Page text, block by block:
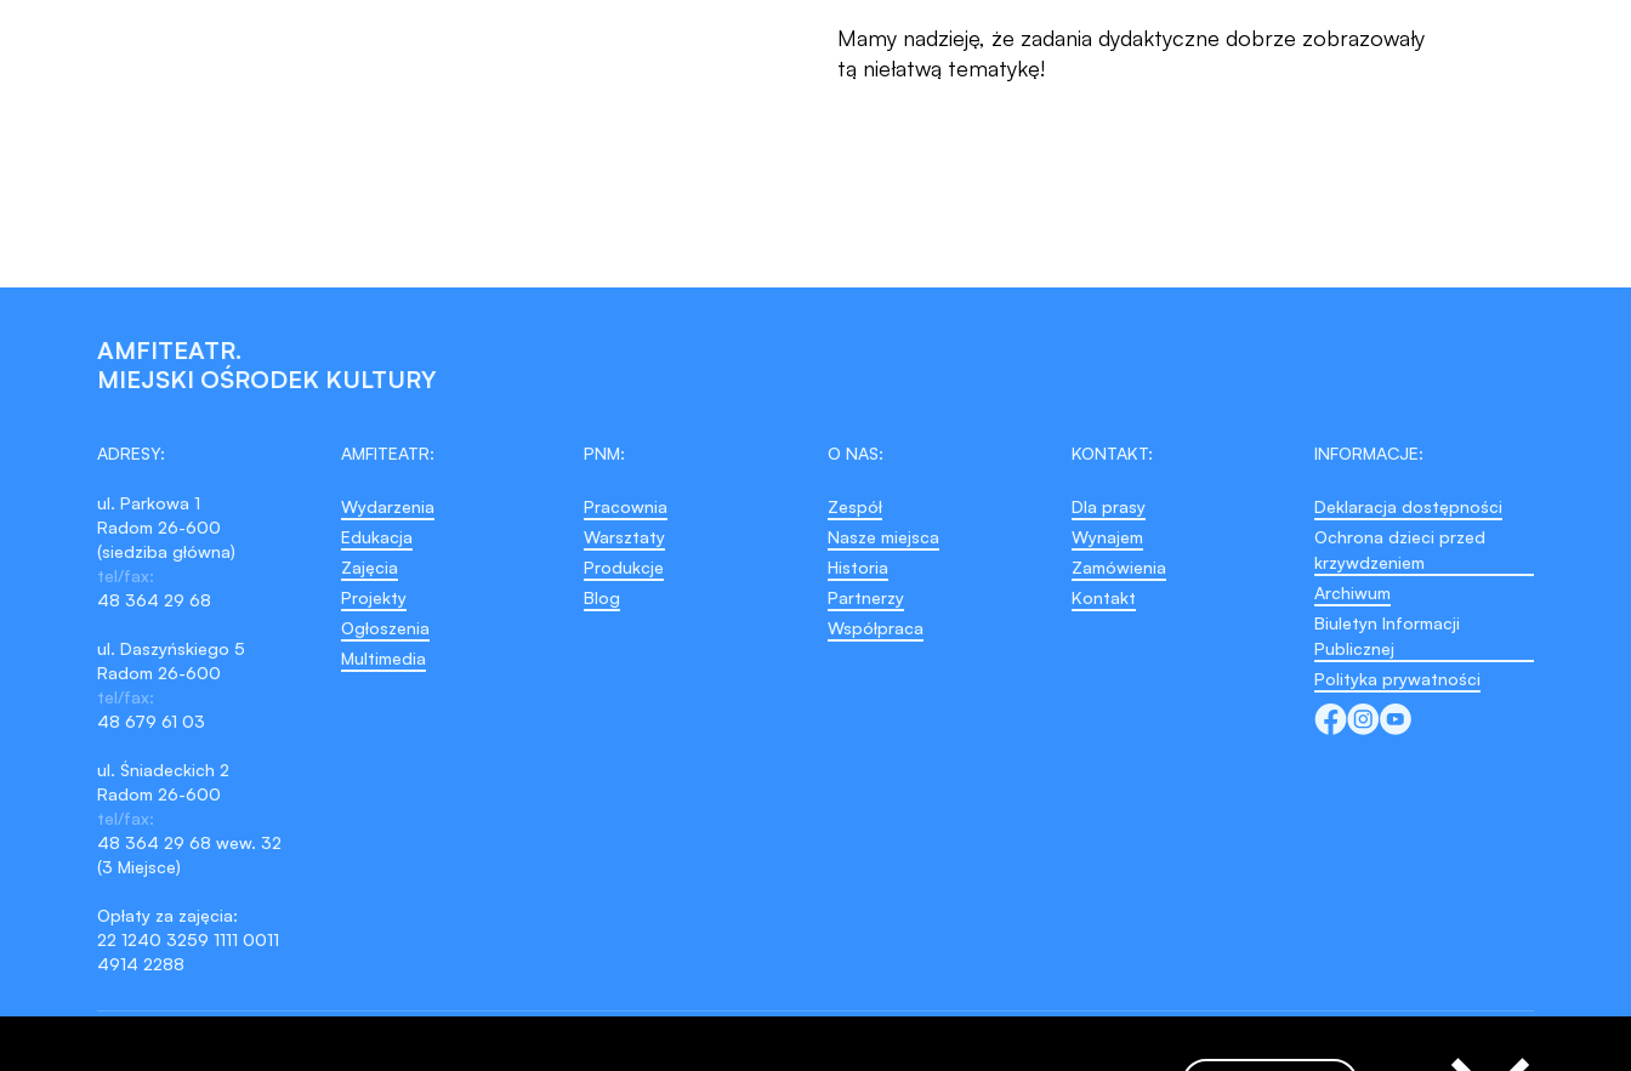
Mamy nadzieję, że zadania dydaktyczne dobrze zobrazowały
tą niełatwą tematykę!
AMFITEATR.
MIEJSKI OŚRODEK KULTURY
ADRESY:
ul. Parkowa 1
Radom 26-600
(siedziba główna)
tel/fax:
48 364 29 68
ul. Daszyńskiego 5
Radom 26-600
tel/fax:
48 679 61 03
ul. Śniadeckich 2
Radom 26-600
tel/fax:
48 364 29 68 wew. 32
(3 Miejsce)
Opłaty za zajęcia:
22 1240 3259 1111 0011
4914 2288
AMFITEATR:
Wydarzenia
Edukacja
Zajęcia
Projekty
Ogłoszenia
Multimedia
PNM:
Pracownia
Warsztaty
Produkcje
Blog
O NAS:
Zespół
Nasze miejsca
Historia
Partnerzy
Współpraca
KONTAKT:
Dla prasy
Wynajem
Zamówienia
Kontakt
INFORMACJE:
Deklaracja dostępności
Ochrona dzieci przed
krzywdzeniem
Archiwum
Biuletyn Informacji
Publicznej
Polityka prywatności